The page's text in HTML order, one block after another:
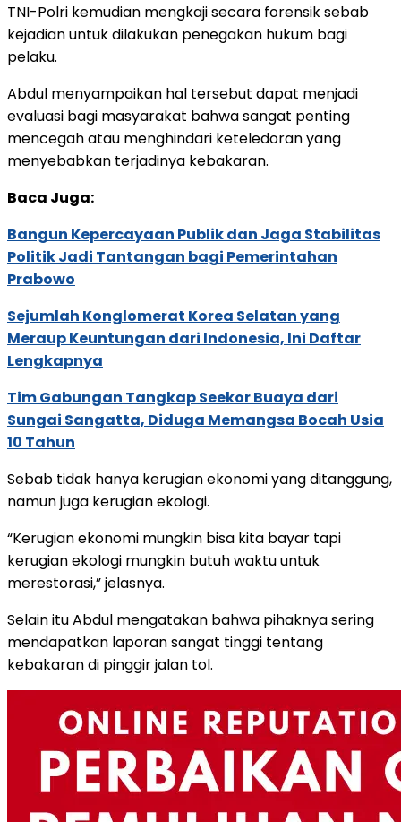
TNI-Polri kemudian mengkaji secara forensik sebab
kejadian untuk dilakukan penegakan hukum bagi
pelaku.
Abdul menyampaikan hal tersebut dapat menjadi
evaluasi bagi masyarakat bahwa sangat penting
mencegah atau menghindari keteledoran yang
menyebabkan terjadinya kebakaran.
Baca Juga:
Bangun Kepercayaan Publik dan Jaga Stabilitas
Politik Jadi Tantangan bagi Pemerintahan
Prabowo
Sejumlah Konglomerat Korea Selatan yang
Meraup Keuntungan dari Indonesia, Ini Daftar
Lengkapnya
Tim Gabungan Tangkap Seekor Buaya dari
Sungai Sangatta, Diduga Memangsa Bocah Usia
10 Tahun
Sebab tidak hanya kerugian ekonomi yang ditanggung,
namun juga kerugian ekologi.
“Kerugian ekonomi mungkin bisa kita bayar tapi
kerugian ekologi mungkin butuh waktu untuk
merestorasi,” jelasnya.
Selain itu Abdul mengatakan bahwa pihaknya sering
mendapatkan laporan sangat tinggi tentang
kebakaran di pinggir jalan tol.